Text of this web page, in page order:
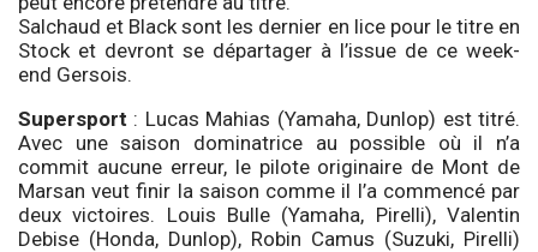
Salchaud et Black sont les dernier en lice pour le titre en
Stock et devront se départager à l’issue de ce week-
end Gersois.
Supersport : Lucas Mahias (Yamaha, Dunlop) est titré.
Avec une saison dominatrice au possible où il n’a
commit aucune erreur, le pilote originaire de Mont de
Marsan veut finir la saison comme il l’a commencé par
deux victoires. Louis Bulle (Yamaha, Pirelli), Valentin
Debise (Honda, Dunlop), Robin Camus (Suzuki, Pirelli)